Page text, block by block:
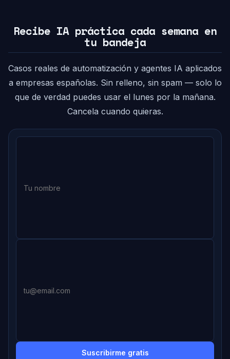
Recibe IA práctica cada semana en
tu bandeja
Casos reales de automatización y agentes IA aplicados
a empresas españolas. Sin relleno, sin spam — solo lo
que de verdad puedes usar el lunes por la mañana.
Cancela cuando quieras.
Suscribirme gratis